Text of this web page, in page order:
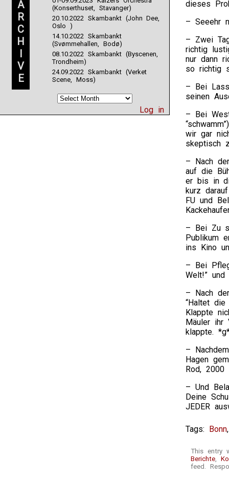
A
R
C
H
I
V
E
(Konserthuset, Stavanger)
20.10.2022 Skambankt (John Dee,
Oslo )
14.10.2022 Skambankt
(Svømmehallen, Bodø)
08.10.2022 Skambankt (Byscenen,
Trondheim)
24.09.2022 Skambankt (Verket
Scene, Moss)
Log in
dieses
– Seeehr
– Zwei
richtig
nur dann
so richtig
– Bei
seinen
– Bei
wir gar
skeptisch
– Nach
auf die
er bis in
kurz
FU und
– Bei Zu
Publikum
ins Kino
– Bei
Welt!” und
– Nach
“Haltet
Klappte
Mäuler ihr
klappte.
–
Hagen
Rod, 2000
– Und
Deine
JEDER
Tags: Bonn
This entry
Berichte,
feed.